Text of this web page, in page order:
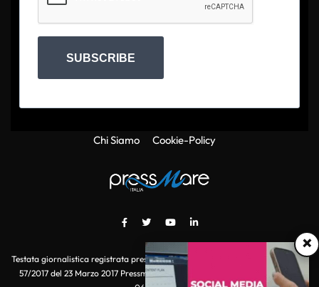
×
SUBSCRIBE
Chi Siamo Cookie-Policy
Testata giornalistica registrata presso il Tribunale di Roma con autorizzazione
57/2017 del 23 Marzo 2017 Pressmare.it è un marchio di S.P.E.N. Srl - P.IVA